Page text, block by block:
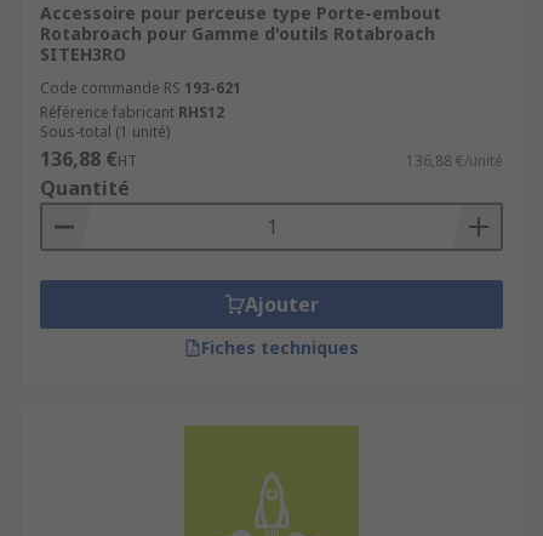
Accessoire pour perceuse type Porte-embout
Rotabroach pour Gamme d'outils Rotabroach
SITEH3RO
Code commande RS 193-621
Référence fabricant RHS12
Sous-total (1 unité)
136,88 €HT 136,88 €/unité
Quantité
Ajouter
Fiches techniques